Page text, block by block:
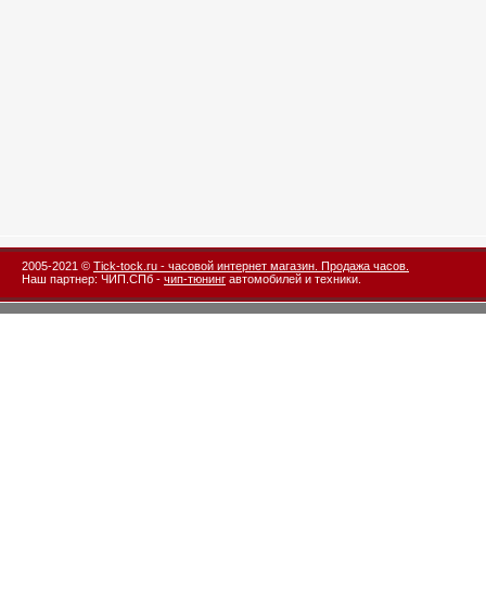
2005-2021 © Tick-tock.ru - часовой интернет магазин. Продажа часов.
Наш партнер: ЧИП.СПб - чип-тюнинг автомобилей и техники.